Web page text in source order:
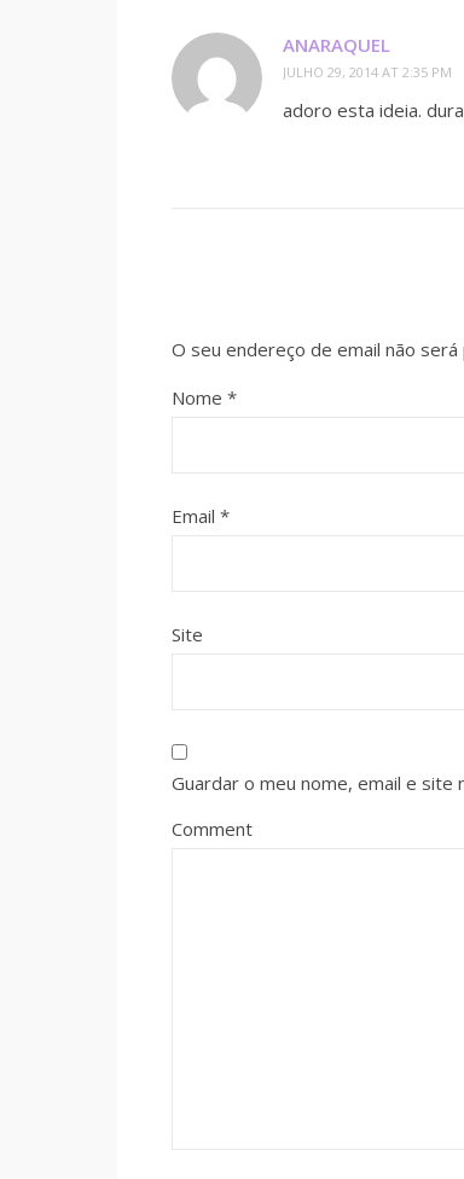
ANARAQUEL
JULHO 29, 2014 AT 2:35 PM
adoro esta ideia.
O seu endereço de email não será
Nome *
Email *
Site
Guardar o meu nome, email e
Comment